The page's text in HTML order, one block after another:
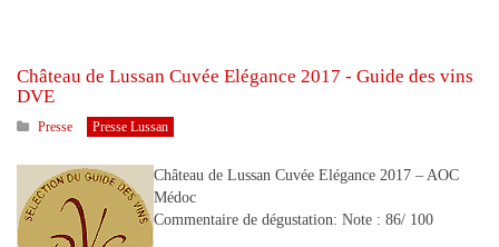
Château de Lussan Cuvée Elégance 2017 - Guide des vins
DVE
Presse Presse Lussan
Château de Lussan Cuvée Elégance 2017 – AOC
Médoc
Commentaire de dégustation: Note : 86/ 100